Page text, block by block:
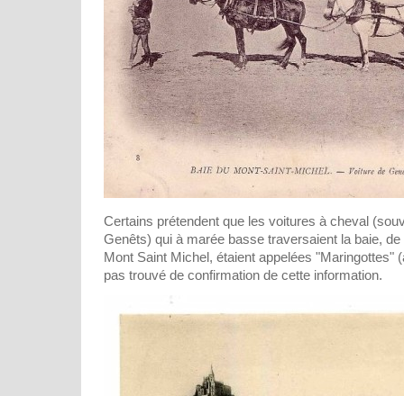
Certains prétendent que les voitures à cheval
Genêts) qui à marée basse traversaient la baie,
Mont Saint Michel, étaient appelées "Maringottes"
pas trouvé de confirmation de cette information.